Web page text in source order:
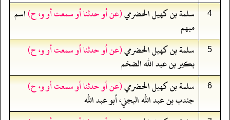
4 سلمة بن كهيل الحضرمي(عن أو حدثنا أو سمعت أو و، ح)اسم
مبهم
5 سلمة بن كهيل الحضرمي(عن أو حدثنا أو سمعت أو و، ح)
بكير بن عبد الله الضخم
6 سلمة بن كهيل الحضرمي(عن أو حدثنا أو سمعت أو و، ح)
جندب بن عبد الله البجلي، أبو عبد الله